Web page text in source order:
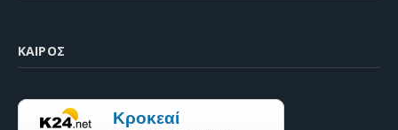
ΚΑΙΡΌΣ